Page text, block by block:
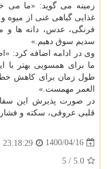
زمینه می گوید: «ما می
غذایی گیاهی غنی از میوه
فرنگی، عدس، دانه ها و
سدیم سوق دهیم.»
وی در ادامه اضافه کرد:
ما برای همسویی بهتر با
طول زمان برای کاهش خطر
العمر مهمست.»
در صورت پذیرش این
قلبی عروقی، سکته و
1400/04/16
23:18:29
5.0
/
5